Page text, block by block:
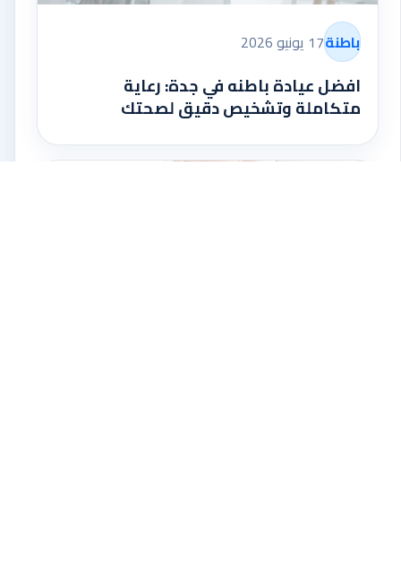
باطنة17 يونيو 2026
افضل عيادة باطنه في جدة: رعاية
متكاملة وتشخيص دقيق لصحتك